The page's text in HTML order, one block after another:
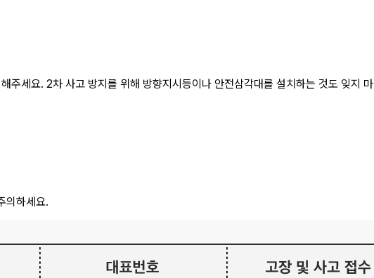
주세요. 2차 사고 방지를 위해 방향지시등이나 안전삼각대를 설치하는 것도 잊지
의하세요.